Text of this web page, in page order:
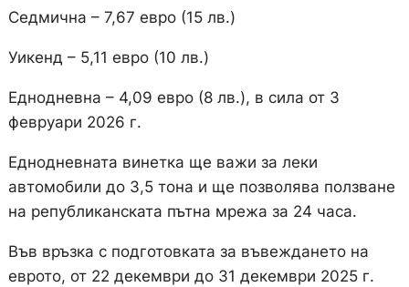
Седмична – 7,67 евро (15 лв.)
Уикенд – 5,11 евро (10 лв.)
Еднодневна – 4,09 евро (8 лв.), в сила от 3
февруари 2026 г.
Еднодневната винетка ще важи за леки
автомобили до 3,5 тона и ще позволява ползване
на републиканската пътна мрежа за 24 часа.
Във връзка с подготовката за въвеждането на
еврото, от 22 декември до 31 декември 2025 г.